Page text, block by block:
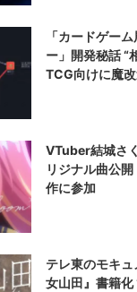
「カードゲー
ー」開発秘話 “
TCG向けに魔
VTuber結城さ
リジナル曲公
作に参加
テレ東のモキ
女山田』書籍化